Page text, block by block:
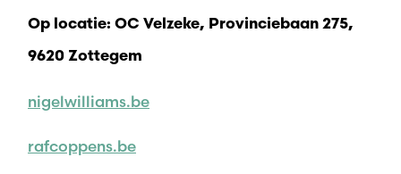
Op locatie: OC Velzeke, Provinciebaan 275,
9620 Zottegem
nigelwilliams.be
rafcoppens.be